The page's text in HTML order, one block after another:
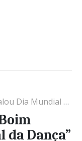
Mundial da Dança”
da Dança”